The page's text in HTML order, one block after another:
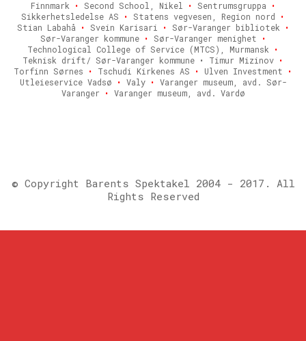
Finnmark
• Second School, Nikel • Sentrumsgruppa
•
Sikkerhetsledelse AS
• Statens vegvesen, Region nord
•
Stian Labahå
• Svein Karisari • Sør-Varanger bibliotek
•
Sør-Varanger kommune • Sør-Varanger menighet
•
Technological College of Service (MTCS), Murmansk
•
Teknisk drift/ Sør-Varanger kommune • Timur Mizinov •
Torfinn Sørnes
• Tschudi Kirkenes AS • Ulven Investment
•
Utleieservice Vadsø
• Valy • Varanger museum, avd. Sør-
Varanger
• Varanger museum, avd. Vardø
© Copyright Barents Spektakel 2004 - 2017. All
Rights Reserved